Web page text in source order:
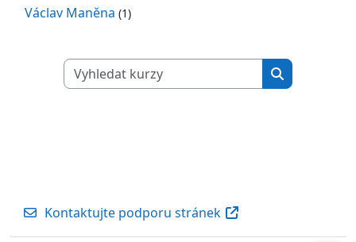
Václav Maněna (1)
Vyhledat kurzy
Vyhledat
Kontaktujte podporu stránek